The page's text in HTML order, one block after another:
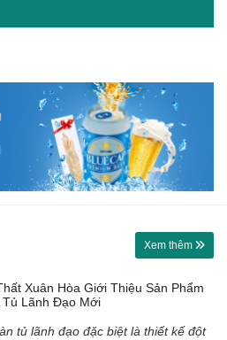
Xem thêm
Xuân Hòa Giới Thiệu Sản Phẩm
Tủ Lãnh Đạo Mới
tủ lãnh đạo đặc biệt là thiết kế đột